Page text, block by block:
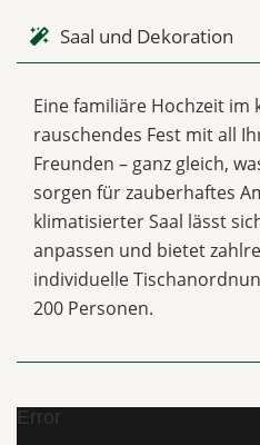
Saal und Dekoration
Eine familiäre Hochzeit im
rauschendes Fest mit all
Freunden – ganz gleich,
sorgen für zauberhaftes
klimatisierter Saal lässt
anpassen und bietet
individuelle
200 Personen.
Error